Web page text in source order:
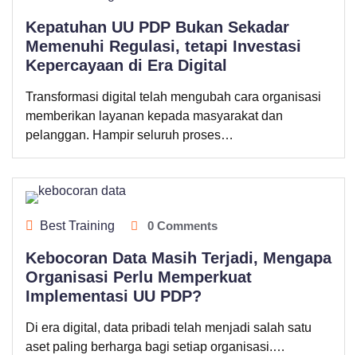
Kepatuhan UU PDP Bukan Sekadar
Memenuhi Regulasi, tetapi Investasi
Kepercayaan di Era Digital
Transformasi digital telah mengubah cara organisasi
memberikan layanan kepada masyarakat dan
pelanggan. Hampir seluruh proses…
Best Training 0 Comments
Kebocoran Data Masih Terjadi, Mengapa
Organisasi Perlu Memperkuat
Implementasi UU PDP?
Di era digital, data pribadi telah menjadi salah satu
aset paling berharga bagi setiap organisasi.…